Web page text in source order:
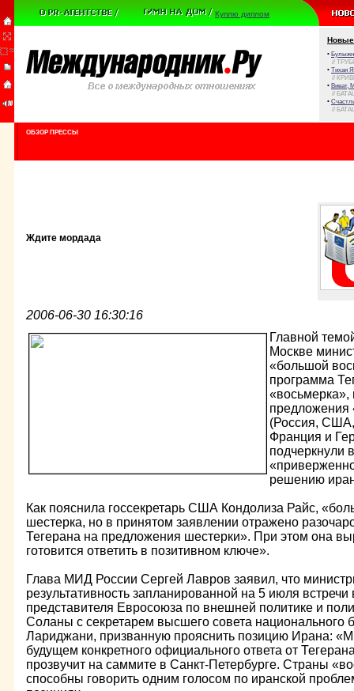
Куплю диплом
Новые
•
//
• Тихая
//
• Виват,
//
•
//
ОБЗОР ПРЕССЫ
Ждите мордада
2006-06-30 16:30:16
Главной
Москве
«большой
программа
«восьмерка»,
предложения
(Россия, США,
Франция и
подчеркнули
решению
Как пояснила госсекретарь США Кондолиза Райс,
шестерка, но в принятом заявлении отражено
Тегерана на предложения шестерки». При этом она
готовится ответить в позитивном ключе».
Глава МИД России Сергей Лавров заявил, что
результативность запланированной на 5 июля
представителя Евросоюза по внешней политике и
Соланы с секретарем высшего совета национального
Лариджани, призванную прояснить позицию Ирана:
будущем конкретного официального ответа от
прозвучит на саммите в Санкт-Петербурге. Страны
способны говорить одним голосом по иранской